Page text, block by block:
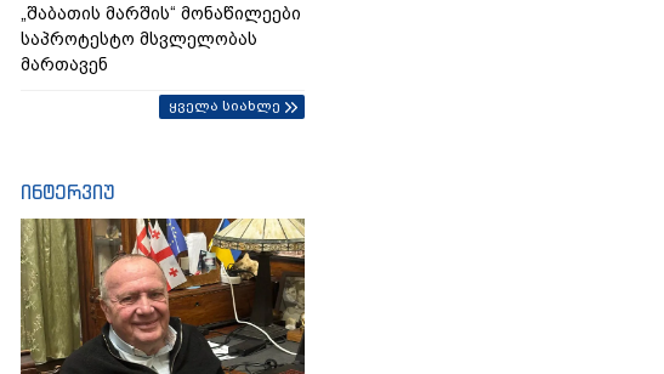
„შაბათის მარშის“ მონაწილეები
საპროტესტო მსვლელობას
მართავენ
ყველა სიახლე
ინტერვიუ